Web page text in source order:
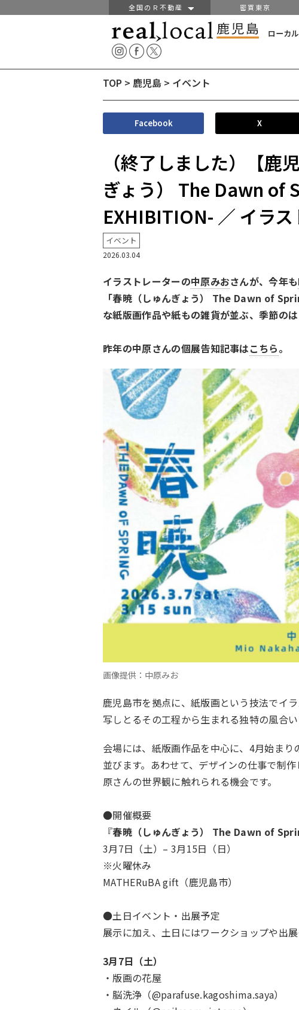
全国のＲ不動産 密買東京
ローカ
TOP > 鹿児島 > イベント
Facebook X
（終了しました）【鹿
ぎょう） The Dawn of
EXHIBITION- ／ イラ
イベント
2026.03.04
イラストレーターの中原みおさんが、今年も
「春暁（しゅんぎょう） The Dawn of
な紙版画作品や紙もの雑貨が並ぶ、季節のは
昨年の中原さんの個展告知記事はこちら。
画像提供：中原みお
鹿児島市を拠点に、紙版画という技法でイ
写しとるその工程から生まれる独特の風合
会場には、紙版画作品を中心に、4月始ま
並びます。あわせて、デザインの仕事で制
原さんの世界観に触れられる機会です。
●開催概要
『春暁（しゅんぎょう） The Dawn of
3月7日（土）– 3月15日（日）
※火曜休み
MATHERuBA gift（鹿児島市）
●土日イベント・出展予定
展示に加え、土日にはワークショップや出展
3月7日（土）
・版画の花屋
・脳洗浄（@parafuse.kagoshima.saya）